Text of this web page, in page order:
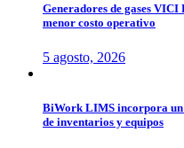
Generadores de gases
menor costo operativo
5 agosto, 2026
BiWork LIMS incorpora un
de inventarios y equipos